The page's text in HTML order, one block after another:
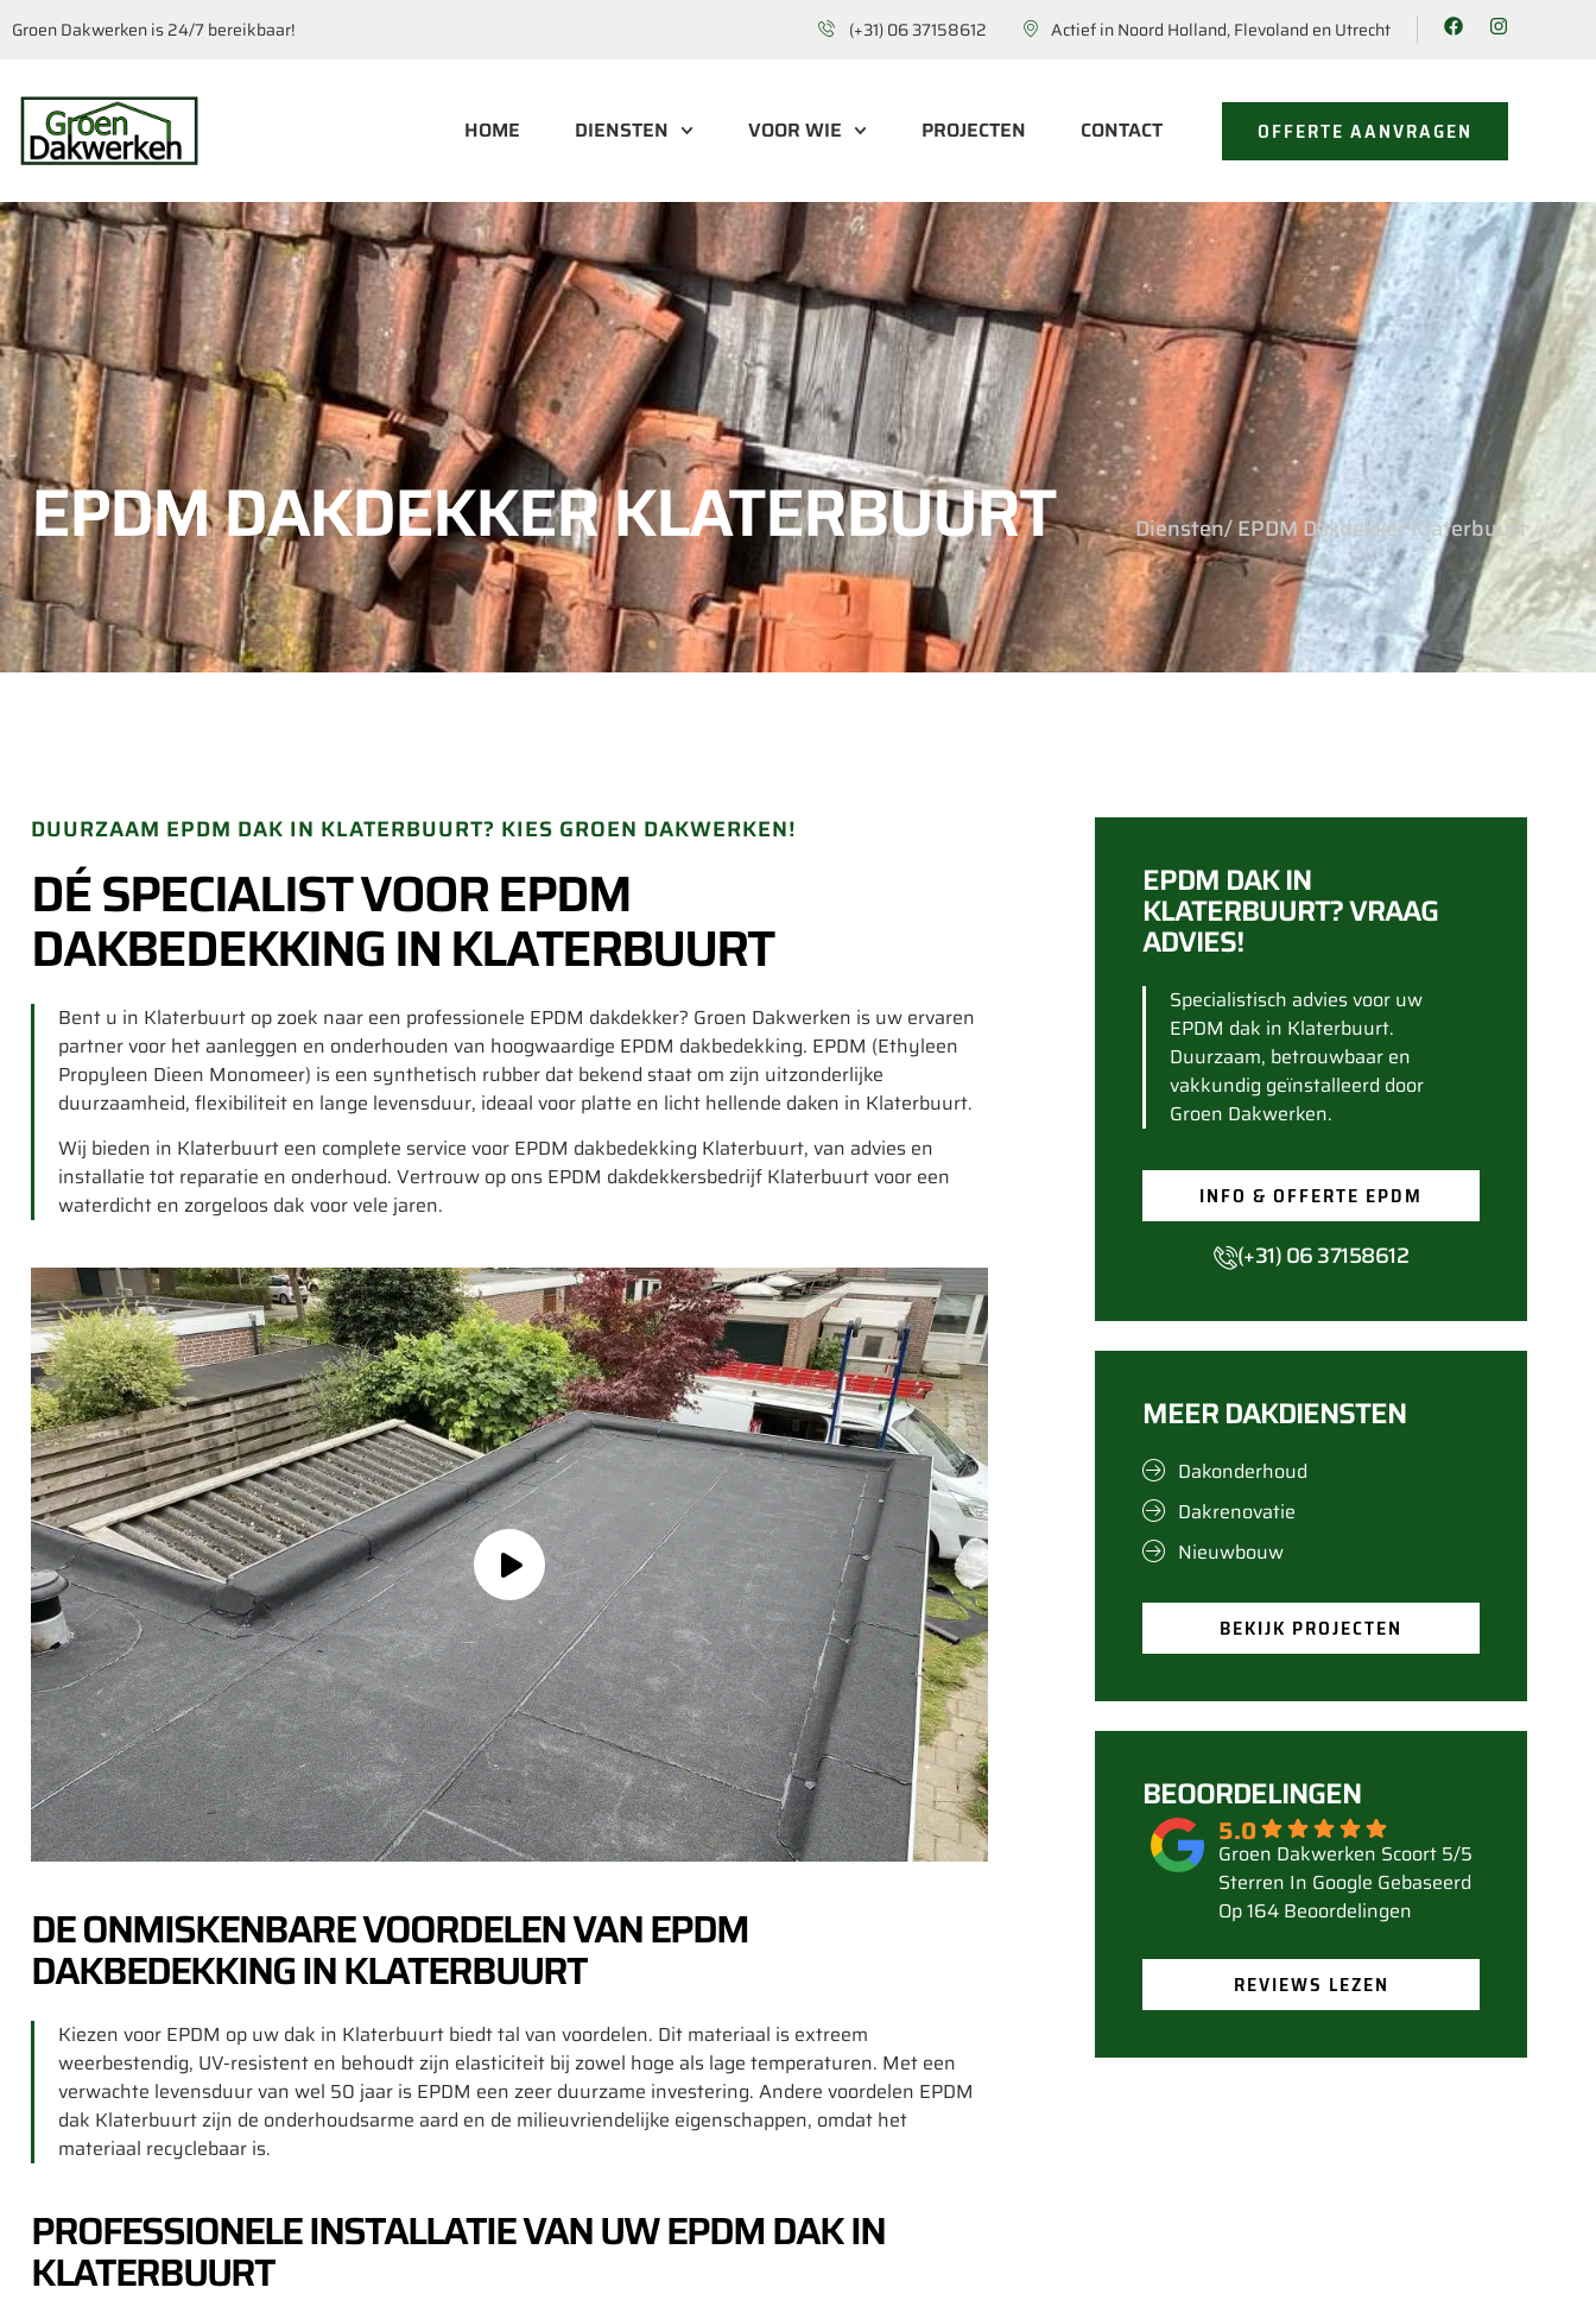
Groen Dakwerken is 24/7 bereikbaar! (+31) 06 37158612 Actief in Noord Holland, Flevoland en Utrecht
HOME DIENSTEN VOOR WIE PROJECTEN CONTACT OFFERTE AANVRAGEN
EPDM DAKDEKKER KLATERBUURT Diensten/ EPDM Dakdekker Klaterbuurt
DUURZAAM EPDM DAK IN KLATERBUURT? KIES GROEN DAKWERKEN!
DÉ SPECIALIST VOOR EPDM
DAKBEDEKKING IN KLATERBUURT
Bent u in Klaterbuurt op zoek naar een professionele EPDM dakdekker? Groen Dakwerken is uw ervaren
partner voor het aanleggen en onderhouden van hoogwaardige EPDM dakbedekking. EPDM (Ethyleen
Propyleen Dieen Monomeer) is een synthetisch rubber dat bekend staat om zijn uitzonderlijke
duurzaamheid, flexibiliteit en lange levensduur, ideaal voor platte en licht hellende daken in Klaterbuurt.
Wij bieden in Klaterbuurt een complete service voor EPDM dakbedekking Klaterbuurt, van advies en
installatie tot reparatie en onderhoud. Vertrouw op ons EPDM dakdekkersbedrijf Klaterbuurt voor een
waterdicht en zorgeloos dak voor vele jaren.
DE ONMISKENBARE VOORDELEN VAN EPDM
DAKBEDEKKING IN KLATERBUURT
Kiezen voor EPDM op uw dak in Klaterbuurt biedt tal van voordelen. Dit materiaal is extreem
weerbestendig, UV-resistent en behoudt zijn elasticiteit bij zowel hoge als lage temperaturen. Met een
verwachte levensduur van wel 50 jaar is EPDM een zeer duurzame investering. Andere voordelen EPDM
dak Klaterbuurt zijn de onderhoudsarme aard en de milieuvriendelijke eigenschappen, omdat het
materiaal recyclebaar is.
PROFESSIONELE INSTALLATIE VAN UW EPDM DAK IN
KLATERBUURT
EPDM DAK IN
KLATERBUURT? VRAAG
ADVIES!
Specialistisch advies voor uw
EPDM dak in Klaterbuurt.
Duurzaam, betrouwbaar en
vakkundig geïnstalleerd door
Groen Dakwerken.
INFO & OFFERTE EPDM
(+31) 06 37158612
MEER DAKDIENSTEN
Dakonderhoud
Dakrenovatie
Nieuwbouw
BEKIJK PROJECTEN
BEOORDELINGEN
5.0
Gebaseerd
Op 164 Beoordelingen
REVIEWS LEZEN